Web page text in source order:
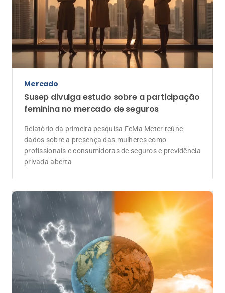
Mercado
Susep divulga estudo sobre a participação
feminina no mercado de seguros
Relatório da primeira pesquisa FeMa Meter reúne
dados sobre a presença das mulheres como
profissionais e consumidoras de seguros e previdência
privada aberta